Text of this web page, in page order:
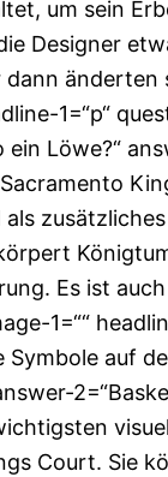
um sein
Designer
änderten
1=“p“
Löwe?“
als
Es ist
1=““
Symbole auf
Court. Sie